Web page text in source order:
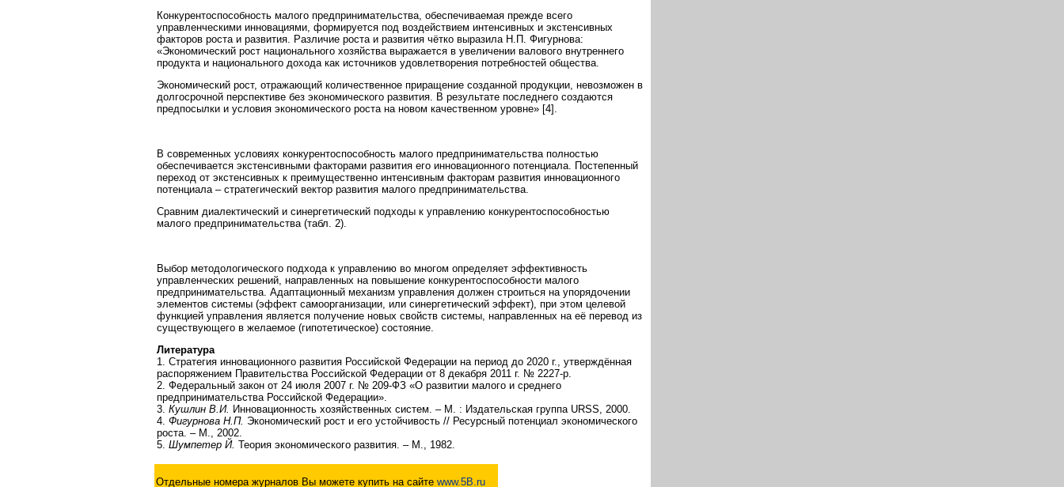
Конкурентоспособность малого предпринимательства, обеспечиваемая прежде всего
управленческими инновациями, формируется под воздействием интенсивных и экстенсивных
факторов роста и развития. Различие роста и развития чётко выразила Н.П. Фигурнова:
«Экономический рост национального хозяйства выражается в увеличении валового внутреннего
продукта и национального дохода как источников удовлетворения потребностей общества.
Экономический рост, отражающий количественное приращение созданной продукции, невозможен в
долгосрочной перспективе без экономического развития. В результате последнего создаются
предпосылки и условия экономического роста на новом качественном уровне» [4].
В современных условиях конкурентоспособность малого предпринимательства полностью
обеспечивается экстенсивными факторами развития его инновационного потенциала. Постепенный
переход от экстенсивных к преимущественно интенсивным факторам развития инновационного
потенциала – стратегический вектор развития малого предпринимательства.
Сравним диалектический и синергетический подходы к управлению конкурентоспособностью
малого предпринимательства (табл. 2).
Выбор методологического подхода к управлению во многом определяет эффективность
управленческих решений, направленных на повышение конкурентоспособности малого
предпринимательства. Адаптационный механизм управления должен строиться на упорядочении
элементов системы (эффект самоорганизации, или синергетический эффект), при этом целевой
функцией управления является получение новых свойств системы, направленных на её перевод из
существующего в желаемое (гипотетическое) состояние.
Литература
1. Стратегия инновационного развития Российской Федерации на период до 2020 г., утверждённая
распоряжением Правительства Российской Федерации от 8 декабря 2011 г. № 2227-р.
2. Федеральный закон от 24 июля 2007 г. № 209-ФЗ «О развитии малого и среднего
предпринимательства Российской Федерации».
3. Кушлин В.И. Инновационность хозяйственных систем. – М. : Издательская группа URSS, 2000.
4. Фигурнова Н.П. Экономический рост и его устойчивость // Ресурсный потенциал экономического
роста. – М., 2002.
5. Шумпетер Й. Теория экономического развития. – М., 1982.
Отдельные номера журналов Вы можете купить на сайте www.5B.ru